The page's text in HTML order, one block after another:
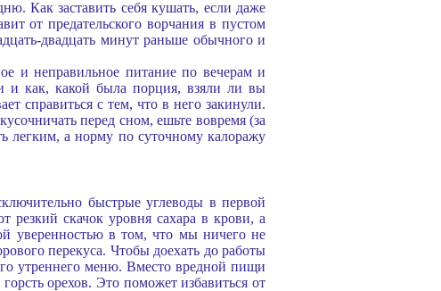
Как заставить себя кушать, если даже
от предательского ворчания в пустом
двадцать минут раньше обычного и
и неправильное питание по вечерам и
и как, какой была порция, взяли ли вы
справиться с тем, что в него закинули.
перед сном, ешьте вовремя (за
легким, а норму по суточному калоражу
быстрые углеводы в первой
скачок уровня сахара в крови, а
уверенностью в том, что мы ничего не
перекуса. Чтобы доехать до работы
утреннего меню. Вместо вредной пищи
орехов. Это поможет избавиться от